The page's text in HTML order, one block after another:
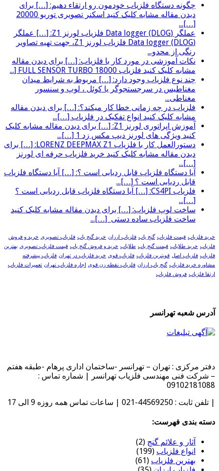
چگونه دستگاه فلزیاب خودمون رو ارتقاء دهیم: […] برای
دیدن مقاله مشابه کلیک کنید اسکنر تصویری توربو 20000
[…]...
عملگر (Data logger (DLOG فلزیاب لورنز Z1: […] عملگر
(Data logger (DLOG فلزیاب لورنز Z1، جهت تهیه تصاویر
رنگی از محدو...
نکات آموزشی در مورد کار با فلزیاب: […] برای دیدن مقاله
مشابه کلیک کنید فلزیاب FULL SENSOR TURBO 18000 [...
چند نوع فلزیاب وجود دارد: […] مربوط به شرایط میدان
مغناطیس در سرجستجوگر یا کوئل ، لوپ و سنسور
مغناطی...
فلزیاب در چه زمانی خطا کار میکند؟: […] برای دیدن مقاله
مشابه کلیک کنید انواع تفکیک در فلزیاب […]...
آموزش اپراتوری لورنز Z1: […] برای دیدن مقاله مشابه کلیک
کنید ویژگی های لورنز دیپ مکس زد 1 […]...
دستورالعمل کار با فلزیاب LORENZ DEEPMAX Z1: […] برای
دیدن مقاله مشابه کلیک کنید خرید فلزیاب حرفه ای لورنز
[…]...
آیا دستگاه فلزیاب قابل ردیابی است ؟: […] آیا دستگاه فلزیاب
قابل ردیابی است ؟ […]...
فلزیاب CS4PI: […] آیا دستگاه فلزیاب قابل ردیابی است ؟
[…]...
ساخت لوپ فلزیاب: […] برای دیدن مقاله مشابه کلیک کنید
ساخت فلزیاب ساده دستی […]...
خرید فلزیاب قیمت فلزیاب گنج یاب فلزیاب ارزان خرید گنج یاب فلزیاب تصویری خرید و فروش
فلزیاب خرید طلایاب قیمت گنج یاب طلایاب خرید و فروش گنج یاب قیمت فلزیاب تصویری بهترین
فلزیاب فلزیاب اصل قویترین فلزیاب فلزیاب قوی خرید فلزیاب در تهران فلزیاب پیشرفته
مشاوره خرید فلزیاب گنج یاب ارزان فلزیاب نقطه زن قوی اجاره فلزیاب تهران تعمیرات فلزیاب
ارتقا فلزیاب فروش فلزیاب
آدرس شعبه تهرانسر
دفتر مرکزی : تهران – تهرانسر -ساختمان اداری پرهام -طبقه هفتم
– شرکت فنی مهندسی فلزیاب تهرانسر | شماره تماس :
09102181088
| تلفن ثابت : 44569250-021 | ساعات تماس همه روزه 9 الی 17
دسته بندی فهرست:
آثار و علائم گنج (2)
انواع فلزیاب (199)
بهترین فلزیاب (61)